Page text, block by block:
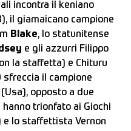
incontra il keniano
il giamaicano campione
Blake, lo statunitense
e gli azzurri Filippo
la staffetta) e Chituru
sfreccia il campione
(Usa), opposto a due
trionfato ai Giochi
e lo staffettista Vernon